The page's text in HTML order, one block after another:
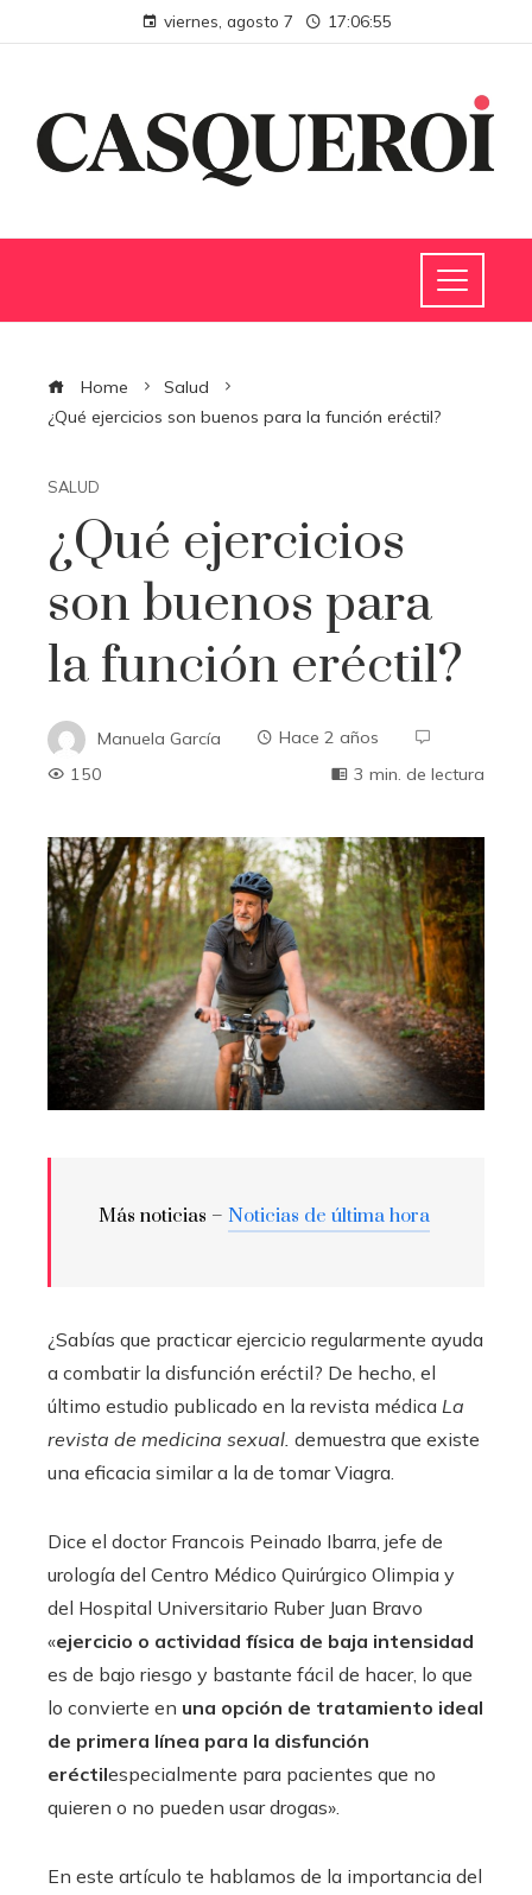
viernes, agosto 7 17:06:56
Home
Salud
¿Qué ejercicios son buenos para la función eréctil?
SALUD
¿Qué ejercicios
son buenos para
la función eréctil?
Manuela García
Hace 2 años
150
3 min. de lectura
Más noticias – Noticias de última hora
¿Sabías que practicar ejercicio regularmente ayuda
a combatir la disfunción eréctil? De hecho, el
último estudio publicado en la revista médica La
revista de medicina sexual. demuestra que existe
una eficacia similar a la de tomar Viagra.
Dice el doctor Francois Peinado Ibarra, jefe de
urología del Centro Médico Quirúrgico Olimpia y
del Hospital Universitario Ruber Juan Bravo
«ejercicio o actividad física de baja intensidad
es de bajo riesgo y bastante fácil de hacer, lo que
lo convierte en una opción de tratamiento ideal
de primera línea para la disfunción
eréctilespecialmente para pacientes que no
quieren o no pueden usar drogas».
En este artículo te hablamos de la importancia del